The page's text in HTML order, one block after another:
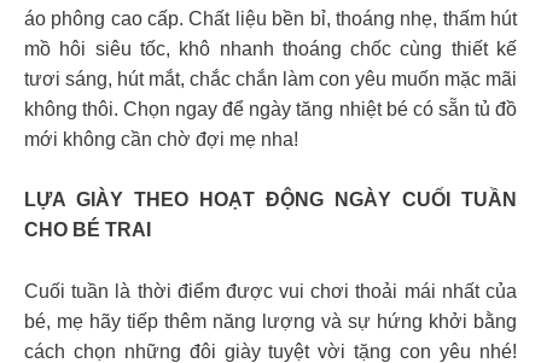
áo phông cao cấp. Chất liệu bền bỉ, thoáng nhẹ, thấm hút
mồ hôi siêu tốc, khô nhanh thoáng chốc cùng thiết kế
tươi sáng, hút mắt, chắc chắn làm con yêu muốn mặc mãi
không thôi. Chọn ngay để ngày tăng nhiệt bé có sẵn tủ đồ
mới không cần chờ đợi mẹ nha!
LỰA GIÀY THEO HOẠT ĐỘNG NGÀY CUỐI TUẦN
CHO BÉ TRAI
Cuối tuần là thời điểm được vui chơi thoải mái nhất của
bé, mẹ hãy tiếp thêm năng lượng và sự hứng khởi bằng
cách chọn những đôi giày tuyệt vời tặng con yêu nhé!